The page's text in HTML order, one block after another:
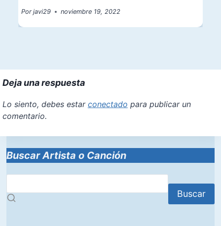
Por javi29 noviembre 19, 2022
Deja una respuesta
Lo siento, debes estar conectado para publicar un
comentario.
Buscar Artista o Canción
Buscar